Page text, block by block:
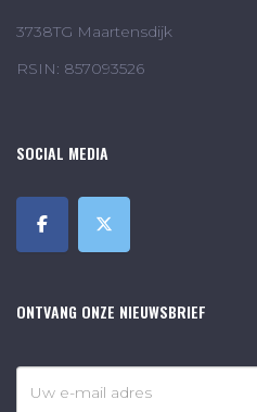
3738TG Maartensdijk
RSIN: 857093526
SOCIAL MEDIA
ONTVANG ONZE NIEUWSBRIEF